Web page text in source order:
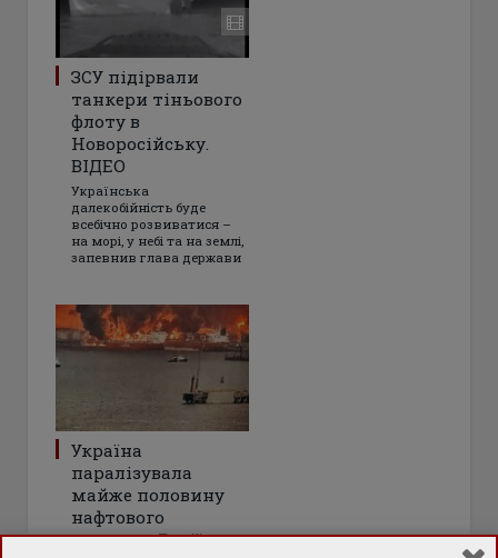
ЗСУ підірвали
танкери тіньового
флоту в
Новоросійську.
ВІДЕО
Українська
далекобійність буде
всебічно розвиватися –
на морі, у небі та на землі,
запевнив глава держави
Україна
паралізувала
майже половину
нафтового
експорту Росії –